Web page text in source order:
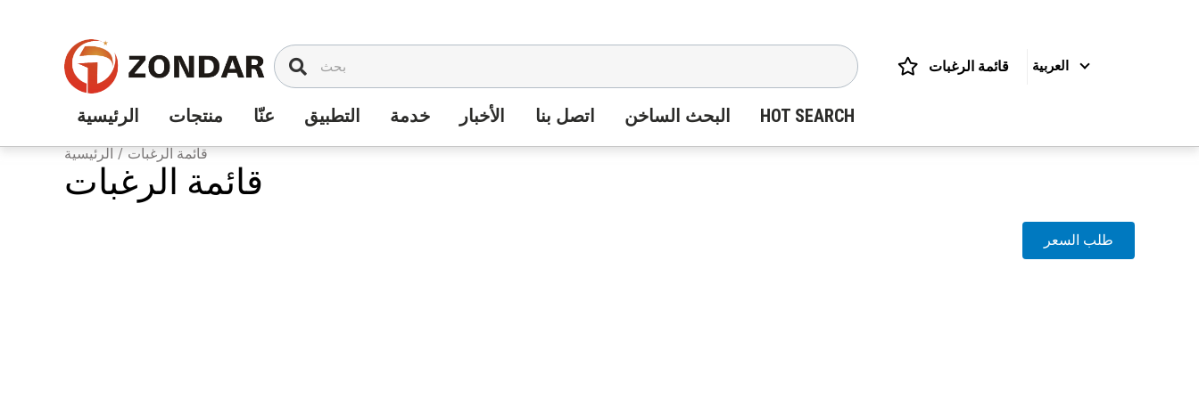
قائمة الرغبات العربية
الرئيسية منتجات عنّا التطبيق خدمة الأخبار اتصل بنا البحث الساخن HOT SEARCH
الرئيسية / قائمة الرغبات
قائمة الرغبات
طلب السعر